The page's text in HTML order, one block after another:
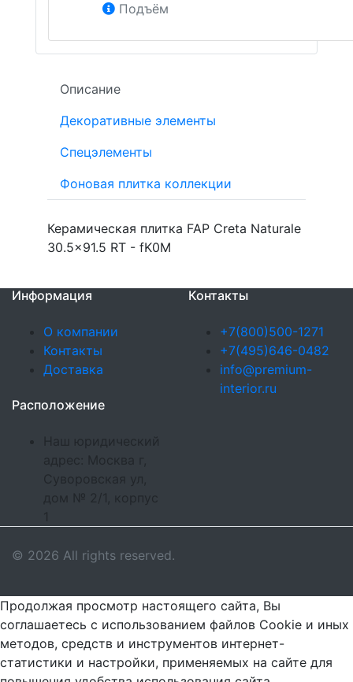
Подъём
Описание
Декоративные элементы
Спецэлементы
Фоновая плитка коллекции
Керамическая плитка FAP Creta Naturale
30.5x91.5 RT - fK0M
Информация
О компании
Контакты
Доставка
Контакты
+7(800)500-1271
+7(495)646-0482
info@premium-
interior.ru
Расположение
Наш юридический
адрес: Москва г,
Суворовская ул,
дом № 2/1, корпус
© 2026 All rights reserved.
Продолжая просмотр настоящего сайта, Вы
соглашаетесь с использованием файлов Cookie и иных
методов, средств и инструментов интернет-
статистики и настройки, применяемых на сайте для